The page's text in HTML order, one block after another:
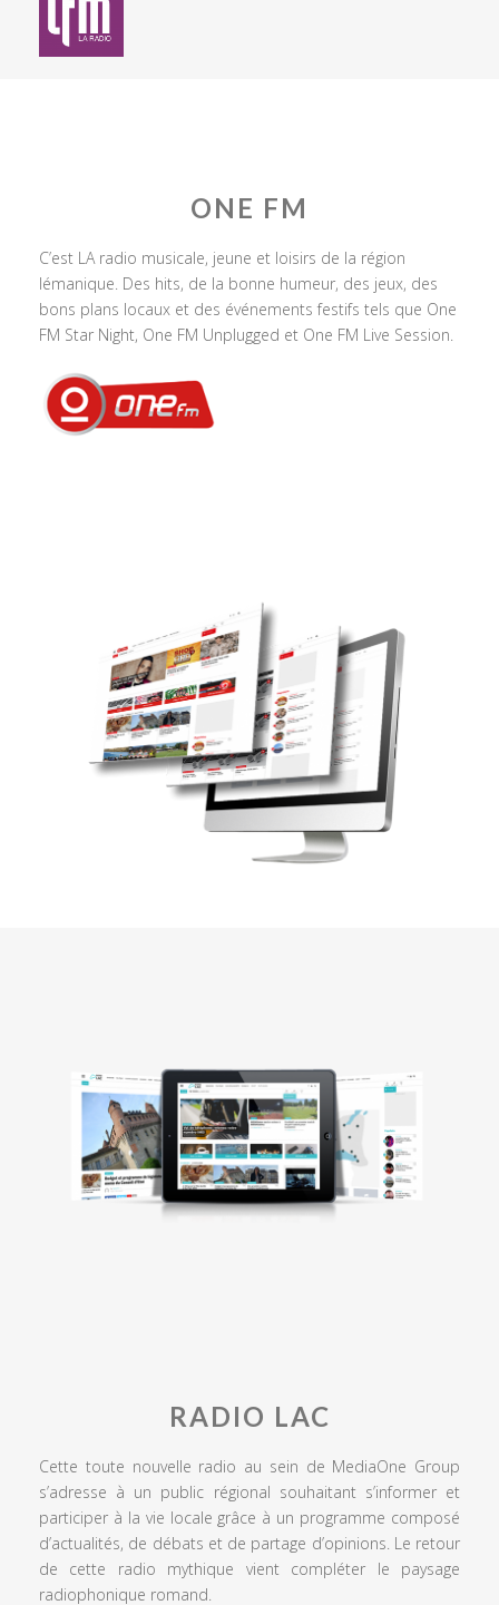
ONE FM
C’est LA radio musicale, jeune et loisirs de la région
lémanique. Des hits, de la bonne humeur, des jeux, des
bons plans locaux et des événements festifs tels que One
FM Star Night, One FM Unplugged et One FM Live Session.
RADIO LAC
Cette toute nouvelle radio au sein de MediaOne Group
s’adresse à un public régional souhaitant s’informer et
participer à la vie locale grâce à un programme composé
d’actualités, de débats et de partage d’opinions. Le retour
de cette radio mythique vient compléter le paysage
radiophonique romand.